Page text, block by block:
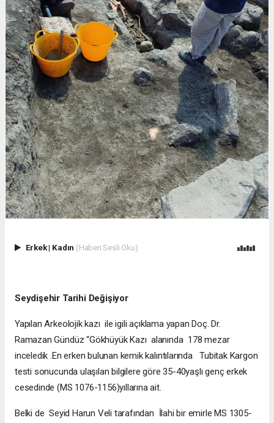
Erkek| Kadın (Haberi Sesli Oku)
Seydişehir Tarihi Değişiyor
Yapılan Arkeolojik kazı ile igili açıklama yapan Doç. Dr.
Ramazan Gündüz “Gökhüyük Kazı alanında 178 mezar
inceledik .En erken bulunan kemik kalıntılarında Tubitak Kargon
testi sonucunda ulaşılan bilgilere göre 35-40yaşlı genç erkek
cesedinde (MS 1076-1156)yıllarına ait.
Belki de Seyid Harun Veli tarafından İlahi bir emirle MS 1305-